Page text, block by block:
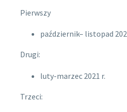
Pierwszy
październik– listopad
Drugi:
luty-marzec 2021 r.
Trzeci: